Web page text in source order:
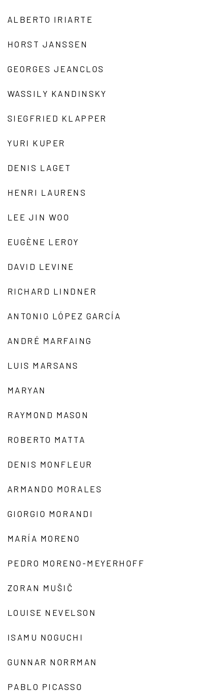
ALBERTO IRIARTE
HORST JANSSEN
GEORGES JEANCLOS
WASSILY KANDINSKY
SIEGFRIED KLAPPER
YURI KUPER
DENIS LAGET
HENRI LAURENS
LEE JIN WOO
EUGÈNE LEROY
DAVID LEVINE
RICHARD LINDNER
ANTONIO LÓPEZ GARCÍA
ANDRÉ MARFAING
LUIS MARSANS
MARYAN
RAYMOND MASON
ROBERTO MATTA
DENIS MONFLEUR
ARMANDO MORALES
GIORGIO MORANDI
MARÍA MORENO
PEDRO MORENO-MEYERHOFF
ZORAN MUŠIČ
LOUISE NEVELSON
ISAMU NOGUCHI
GUNNAR NORRMAN
PABLO PICASSO